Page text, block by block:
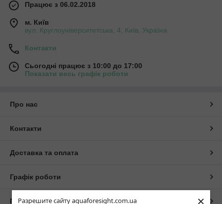
Разрешите сайту aquaforesight.com.ua
Працює з 06.02.2018
м. Київ
вул. Круглоуніверситетська, 4, Київ, Україна
Контакти
Сьогодні працює з 10:00 до 17:00
Показати весь графік роботи
Про нас
Контакти
Доставка та оплата
Графік роботи
Повна версія сайту